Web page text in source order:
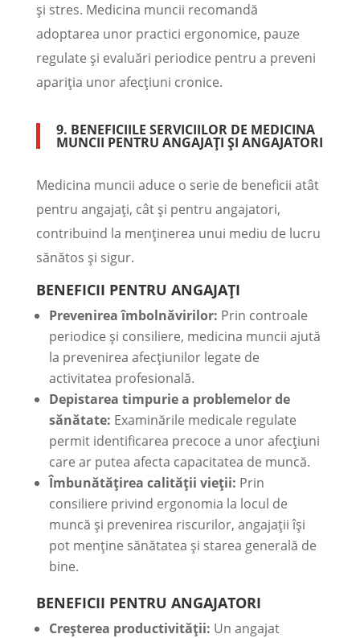
și stres. Medicina muncii recomandă
adoptarea unor practici ergonomice, pauze
regulate și evaluări periodice pentru a preveni
apariția unor afecțiuni cronice.
9. BENEFICIILE SERVICIILOR DE MEDICINA
MUNCII PENTRU ANGAJAȚI ȘI ANGAJATORI
Medicina muncii aduce o serie de beneficii atât
pentru angajați, cât și pentru angajatori,
contribuind la menținerea unui mediu de lucru
sănătos și sigur.
BENEFICII PENTRU ANGAJAȚI
Prevenirea îmbolnăvirilor: Prin controale
periodice și consiliere, medicina muncii ajută
la prevenirea afecțiunilor legate de
activitatea profesională.
Depistarea timpurie a problemelor de
sănătate: Examinările medicale regulate
permit identificarea precoce a unor afecțiuni
care ar putea afecta capacitatea de muncă.
Îmbunătățirea calității vieții: Prin
consiliere privind ergonomia la locul de
muncă și prevenirea riscurilor, angajații își
pot menține sănătatea și starea generală de
bine.
BENEFICII PENTRU ANGAJATORI
Creșterea productivității: Un angajat